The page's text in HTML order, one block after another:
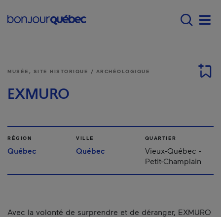
Main navigation -
MUSÉE, SITE HISTORIQUE / ARCHÉOLOGIQUE
EXMURO
RÉGION
Québec
VILLE
Québec
QUARTIER
Vieux-Québec -
Petit-Champlain
Avec la volonté de surprendre et de déranger, EXMURO